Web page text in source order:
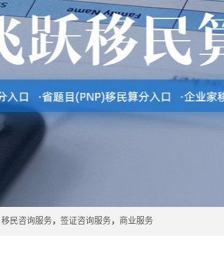
移民咨询服务， 签证咨询服务， 商业服务